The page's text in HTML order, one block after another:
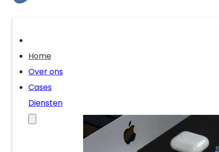
Home
Over ons
Cases
Diensten